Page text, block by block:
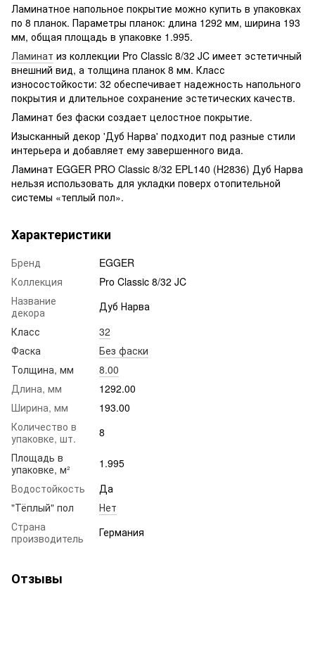
Ламинатное напольное покрытие можно купить в упаковках
по 8 планок. Параметры планок: длина 1292 мм, ширина 193
мм, общая площадь в упаковке 1.995.
Ламинат из коллекции Pro Classic 8/32 JC имеет эстетичный
внешний вид, а толщина планок 8 мм. Класс
износостойкости: 32 обеспечивает надежность напольного
покрытия и длительное сохранение эстетических качеств.
Ламинат без фаски создает целостное покрытие.
Изысканный декор 'Дуб Нарва' подходит под разные стили
интерьера и добавляет ему завершенного вида.
Ламинат EGGER PRO Classic 8/32 EPL140 (H2836) Дуб Нарва
нельзя использовать для укладки поверх отопительной
системы «теплый пол».
Характеристики
Бренд
EGGER
Коллекция
Pro Classic 8/32 JC
Название
декора
Дуб Нарва
Класс
32
Фаска
Без фаски
Толщина, мм
8.00
Длина, мм
1292.00
Ширина, мм
193.00
Количество в
упаковке, шт.
8
Площадь в
упаковке, м²
1.995
Водостойкость
Да
"Тёплый" пол
Нет
Страна
производитель
Германия
Отзывы